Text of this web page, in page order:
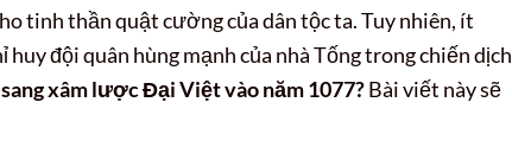
tinh thần quật cường của dân tộc ta. Tuy nhiên, ít
đội quân hùng mạnh của nhà Tống trong chiến dịch
xâm lược Đại Việt vào năm 1077?Bài viết này sẽ